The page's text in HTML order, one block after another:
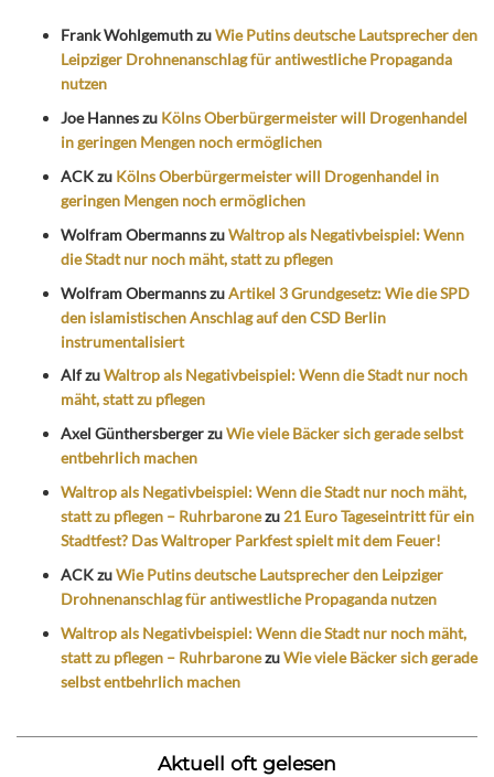
Frank WohlgemuthzuWie Putins deutsche Lautsprecher den
Leipziger Drohnenanschlag für antiwestliche Propaganda
nutzen
Joe Hanneszu Kölns Oberbürgermeister will Drogenhandel
in geringen Mengen noch ermöglichen
ACKzu Kölns Oberbürgermeister will Drogenhandel in
geringen Mengen noch ermöglichen
Wolfram ObermannszuWaltrop als Negativbeispiel: Wenn
die Stadt nur noch mäht, statt zu pflegen
Wolfram ObermannszuArtikel 3 Grundgesetz: Wie die SPD
den islamistischen Anschlag auf den CSD Berlin
instrumentalisiert
AlfzuWaltrop als Negativbeispiel: Wenn die Stadt nur noch
mäht, statt zu pflegen
Axel GünthersbergerzuWie viele Bäcker sich gerade selbst
entbehrlich machen
Waltrop als Negativbeispiel: Wenn die Stadt nur noch mäht,
statt zu pflegen – Ruhrbaronezu 21 Euro Tageseintritt für ein
Stadtfest? Das Waltroper Parkfest spielt mit dem Feuer!
ACKzuWie Putins deutsche Lautsprecher den Leipziger
Drohnenanschlag für antiwestliche Propaganda nutzen
Waltrop als Negativbeispiel: Wenn die Stadt nur noch mäht,
statt zu pflegen – RuhrbaronezuWie viele Bäcker sich gerade
selbst entbehrlich machen
Aktuell oft gelesen